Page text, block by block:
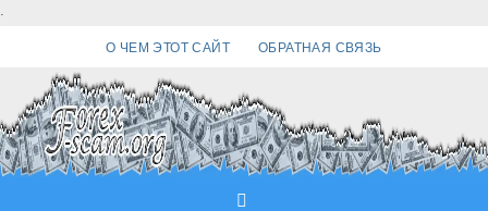
.
О ЧЕМ ЭТОТ САЙТ ОБРАТНАЯ СВЯЗЬ